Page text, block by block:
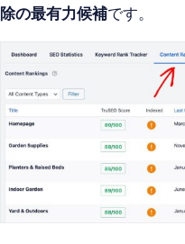
除の最有力候補です。